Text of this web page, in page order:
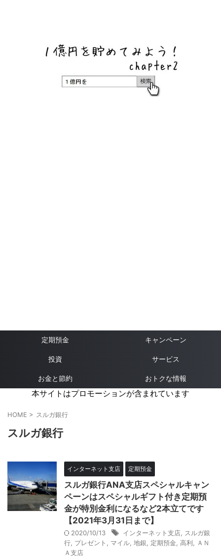
定期預金 キャンペーン
投資 サービス
お金と節約 おトクな情報
本サイトはプロモーションが含まれています
HOME > スルガ銀行
スルガ銀行
インターネット支店 定期預金
スルガ銀行ANA支店スペシャルキャン
ペーンはスペシャルギフト付き定期預
金が特別金利になるなど2本立てです
【2021年3月31日まで】
2020/10/13 インターネット支店
スルガ銀
行 プレゼント マイル 地銀 定期預金 高利
ＡＮ
Ａ支店